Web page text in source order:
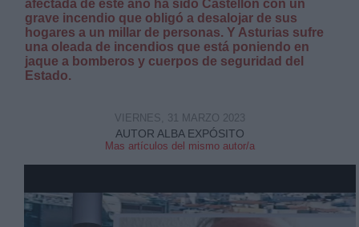
afectada de este año ha sido Castellón con un
grave incendio que obligó a desalojar de sus
hogares a un millar de personas. Y Asturias sufre
una oleada de incendios que está poniendo en
jaque a bomberos y cuerpos de seguridad del
Estado.
AUTOR ALBA EXPÓSITO
Mas artículos del mismo autor/a
VIERNES, 31 MARZO 2023
link